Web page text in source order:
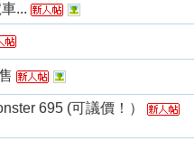
...
695 (可議價！）